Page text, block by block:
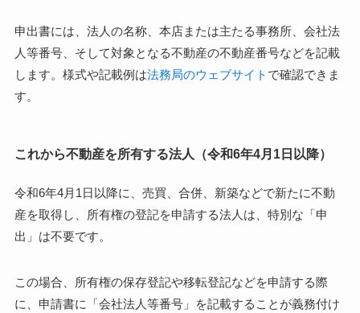
申出書には、法人の名称、本店または主たる事務所、会社法
人等番号、そして対象となる不動産の不動産番号などを記載
します。様式や記載例は法務局のウェブサイト で確認できま
す。
これから不動産を所有する法人（令和6年4月1日以降）
令和6年4月1日以降に、売買、合併、新築などで新たに不動
産を取得し、所有権の登記を申請する法人は、特別な「申
出」は不要です。
この場合、所有権の保存登記や移転登記などを申請する際
に、申請書に「会社法人等番号」を記載することが義務付け